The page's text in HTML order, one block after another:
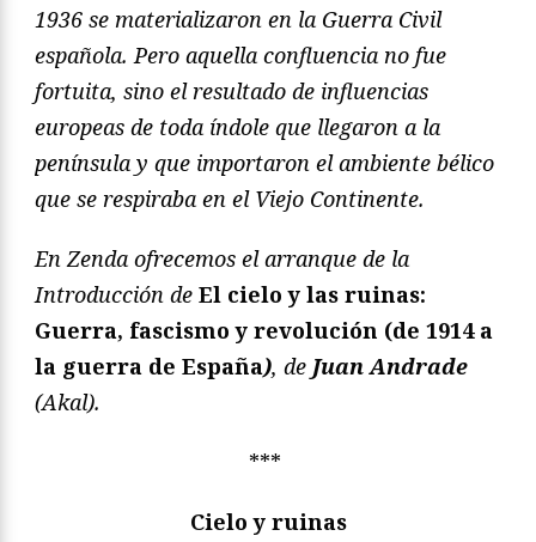
1936 se materializaron en la Guerra Civil
española. Pero aquella confluencia no fue
fortuita, sino el resultado de influencias
europeas de toda índole que llegaron a la
península y que importaron el ambiente bélico
que se respiraba en el Viejo Continente.
En Zenda ofrecemos el arranque de la
Introducción de El cielo y las ruinas:
Guerra, fascismo y revolución (de 1914 a
la guerra de España), de Juan Andrade
(Akal).
***
Cielo y ruinas